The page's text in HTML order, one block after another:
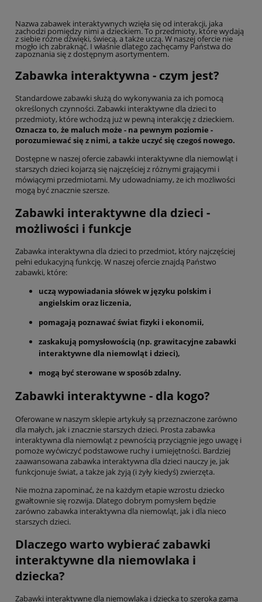
Nazwa zabawek interaktywnych wzięła się od interakcji, jaka
zachodzi pomiędzy nimi a dzieckiem. To przedmioty, które wydają
z siebie różne dźwięki, świecą, a także uczą. W naszej ofercie nie
mogło ich zabraknąć. I właśnie dlatego zachęcamy Państwa do
zapoznania się z dostępnym asortymentem.
Zabawka interaktywna - czym jest?
Standardowe zabawki służą do wykonywania za ich pomocą
określonych czynności. Zabawki interaktywne dla dzieci to
przedmioty, które wchodzą już w pewną interakcję z dzieckiem.
Oznacza to, że maluch może - na pewnym poziomie -
porozumiewać się z nimi, a także uczyć się czegoś nowego.
Dostępne w naszej ofercie zabawki interaktywne dla niemowląt i
starszych dzieci kojarzą się najczęściej z różnymi grającymi i
mówiącymi przedmiotami. My udowadniamy, że ich możliwości
mogą być znacznie szersze.
Zabawki interaktywne dla dzieci -
możliwości i funkcje
Zabawka interaktywna dla dzieci to przedmiot, który najczęściej
pełni edukacyjną funkcję. W naszej ofercie znajdą Państwo
zabawki, które:
uczą wypowiadania słówek w języku polskim i
angielskim oraz liczenia,
pomagają poznawać świat fizyki i ekonomii,
zaskakują pomysłowością (np. grawitacyjne zabawki
interaktywne dla niemowląt i dzieci),
mogą być sterowane w sposób zdalny.
Zabawki interaktywne - dla kogo?
Oferowane w naszym sklepie artykuły są przeznaczone zarówno
dla małych, jak i znacznie starszych dzieci. Prosta zabawka
interaktywna dla niemowląt z pewnością przyciągnie jego uwagę i
pomoże wyćwiczyć podstawowe ruchy i umiejętności. Bardziej
zaawansowana zabawka interaktywna dla dzieci nauczy je, jak
funkcjonuje świat, a także jak żyją (i żyły kiedyś) zwierzęta.
Nie można zapominać, że na każdym etapie wzrostu dziecko
gwałtownie się rozwija. Dlatego dobrym pomysłem będzie
zarówno zabawka interaktywna dla niemowląt, jak i dla nieco
starszych dzieci.
Dlaczego warto wybierać zabawki
interaktywne dla niemowlaka i
dziecka?
Zabawki interaktywne dla niemowlaka i dziecka to szeroka gama